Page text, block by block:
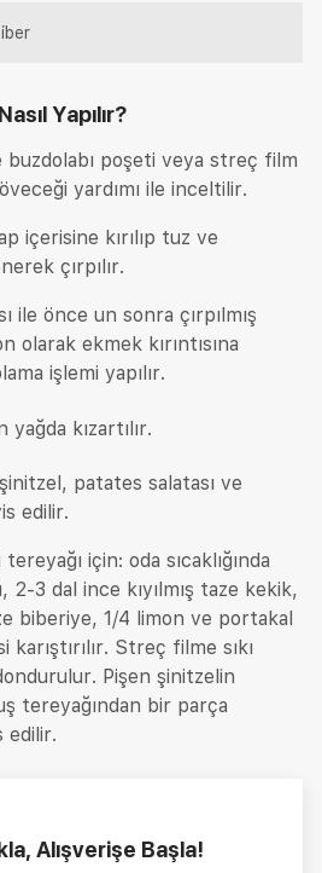
Nasıl Yapılır?
poşeti veya streç film
yardımı ile inceltilir.
içerisine kırılıp tuz ve
çırpılır.
ile önce un sonra çırpılmış
olarak ekmek kırıntısına
işlemi yapılır.
yağda kızartılır.
patates salatası ve
edilir.
için: oda sıcaklığında
2-3 dal ince kıyılmış taze kekik,
biberiye, 1/4 limon ve portakal
karıştırılır. Streç filme sıkı
Pişen şinitzelin
tereyağından bir parça
edilir.
Alışverişe Başla!